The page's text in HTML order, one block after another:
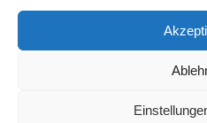
auf Vollständigkeit, Richtigkeit
Wertpapiere unterliegen
keine Haftung